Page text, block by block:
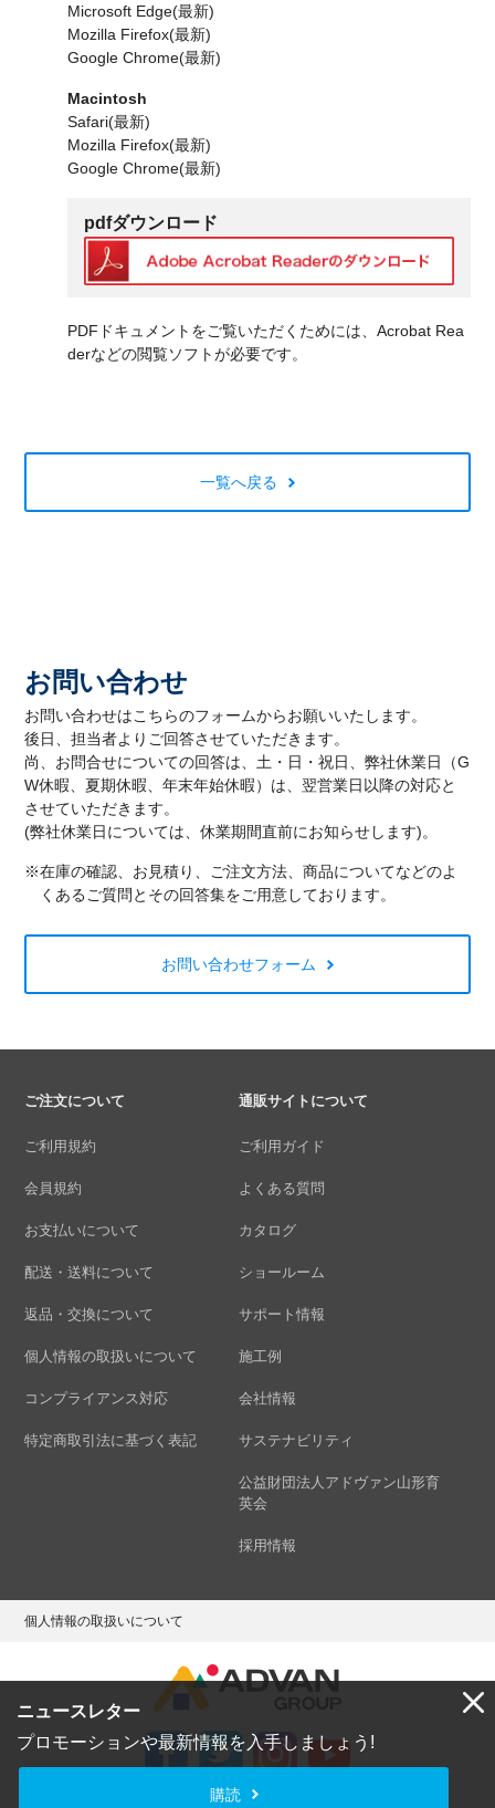
ニュースレター
プロモーションや最新情報を入手しましょう!
購読
Microsoft Edge(最新)
Mozilla Firefox(最新)
Google Chrome(最新)
Macintosh
Safari(最新)
Mozilla Firefox(最新)
Google Chrome(最新)
pdfダウンロード
PDFドキュメントをご覧いただくためには、Acrobat Rea
derなどの閲覧ソフトが必要です。
一覧へ戻る
お問い合わせ
お問い合わせはこちらのフォームからお願いいたします。
後日、担当者よりご回答させていただきます。
尚、お問合せについての回答は、土・日・祝日、弊社休業日（G
W休暇、夏期休暇、年末年始休暇）は、翌営業日以降の対応と
させていただきます。
(弊社休業日については、休業期間直前にお知らせします)。
※在庫の確認、お見積り、ご注文方法、商品についてなどのよ
くあるご質問とその回答集をご用意しております。
お問い合わせフォーム
ご注文について
ご利用規約
会員規約
お支払いについて
配送・送料について
返品・交換について
個人情報の取扱いについて
コンプライアンス対応
特定商取引法に基づく表記
通販サイトについて
ご利用ガイド
よくある質問
カタログ
ショールーム
サポート情報
施工例
会社情報
サステナビリティ
公益財団法人アドヴァン山形育
英会
採用情報
個人情報の取扱いについて